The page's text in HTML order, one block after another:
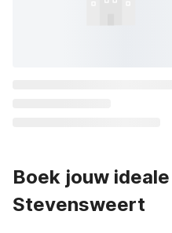
Boek jouw
Stevensweert